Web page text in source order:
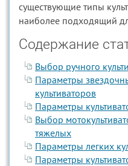
существующие типы
наиболее подходящий
Содержание
Выбор ручного
Параметры
культиваторов
Параметры
Выбор
тяжелых
Параметры легких
Параметры